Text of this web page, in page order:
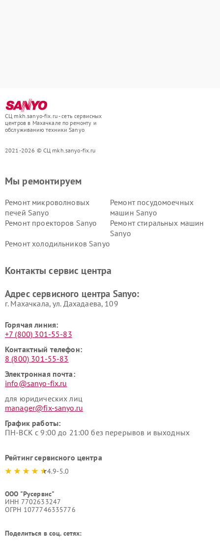
СЦ mkh.sanyo-fix.ru - сеть сервисных
центров в Махачкале по ремонту и
обслуживанию техники Sanyo
2021-2026 © СЦ mkh.sanyo-fix.ru
Мы ремонтируем
Ремонт микроволновых
печей Sanyo
Ремонт посудомоечных
машин Sanyo
Ремонт проекторов Sanyo
Ремонт стиральных машин
Sanyo
Ремонт холодильников Sanyo
Контакты сервис центра
Адрес сервисного центра Sanyo:
г. Махачкала, ул. Дахадаева, 109
Горячая линия:
+7 (800) 301-55-83
Контактный телефон:
8 (800) 301-55-83
Электронная почта:
info@sanyo-fix.ru
для юридических лиц
manager@fix-sanyo.ru
График работы:
ПН-ВСК с 9:00 до 21:00 без перерывов и выходных
Рейтинг сервисного центра
4.9-5.0
ООО "Русервис"
ИНН 7702633247
ОГРН 1077746335776
Поделиться в соц. сетях: